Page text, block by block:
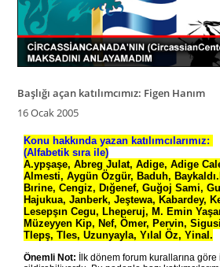
Başlığı açan katılımcımız: Figen Hanım
16 Ocak 2005